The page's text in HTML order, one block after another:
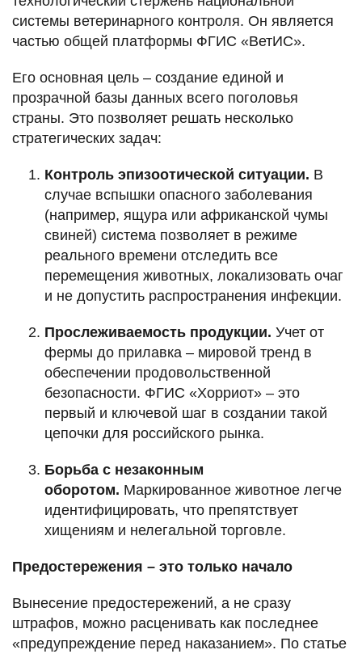
системы ветеринарного контроля. Он является
частью общей платформы ФГИС «ВетИС».
Его основная цель – создание единой и
прозрачной базы данных всего поголовья
страны. Это позволяет решать несколько
стратегических задач:
Контроль эпизоотической ситуации. В
случае вспышки опасного заболевания
(например, ящура или африканской чумы
свиней) система позволяет в режиме
реального времени отследить все
перемещения животных, локализовать очаг
и не допустить распространения инфекции.
Прослеживаемость продукции. Учет от
фермы до прилавка – мировой тренд в
обеспечении продовольственной
безопасности. ФГИС «Хорриот» – это
первый и ключевой шаг в создании такой
цепочки для российского рынка.
Борьба с незаконным
оборотом. Маркированное животное легче
идентифицировать, что препятствует
хищениям и нелегальной торговле.
Предостережения – это только начало
Вынесение предостережений, а не сразу
штрафов, можно расценивать как последнее
«предупреждение перед наказанием». По статье